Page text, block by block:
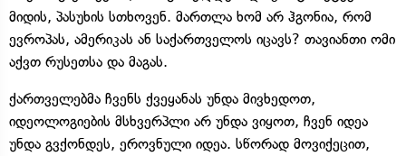
მიდის, პასუხის სთხოვენ. მართლა ხომ არ ჰგონია, რომ
ევროპას, ამერიკას ან საქართველოს იცავს? თავიანთი ომი
აქვთ რუსეთსა და მაგას.
ქართველებმა ჩვენს ქვეყანას უნდა მივხედოთ,
იდეოლოგიების მსხვერპლი არ უნდა ვიყოთ, ჩვენ იდეა
უნდა გვქონდეს, ეროვნული იდეა. სწორად მოვიქეცით,